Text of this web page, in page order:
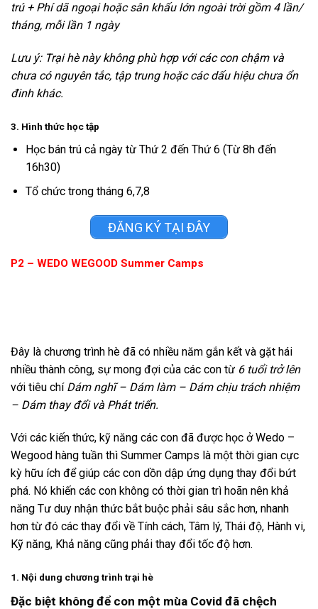
trú + Phí dã ngoại hoặc sân khấu lớn ngoài trời gồm 4 lần/
tháng, mỗi lần 1 ngày
Lưu ý: Trại hè này không phù hợp với các con chậm và
chưa có nguyên tắc, tập trung hoặc các dấu hiệu chưa ổn
đinh khác.
3. Hình thức học tập
Học bán trú cả ngày từ Thứ 2 đến Thứ 6 (Từ 8h đến
16h30)
Tổ chức trong tháng 6,7,8
ĐĂNG KÝ TẠI ĐÂY
P2 – WEDO WEGOOD Summer Camps
Đây là chương trình hè đã có nhiều năm gắn kết và gặt hái
nhiều thành công, sự mong đợi của các con từ 6 tuổi trở lên
với tiêu chí Dám nghĩ – Dám làm – Dám chịu trách nhiệm
– Dám thay đổi và Phát triển.
Với các kiến thức, kỹ năng các con đã được học ở Wedo –
Wegood hàng tuần thì Summer Camps là một thời gian cực
kỳ hữu ích để giúp các con dồn dập ứng dụng thay đổi bứt
phá. Nó khiến các con không có thời gian trì hoãn nên khả
năng Tư duy nhận thức bắt buộc phải sâu sắc hơn, nhanh
hơn từ đó các thay đổi về Tính cách, Tâm lý, Thái độ, Hành vi,
Kỹ năng, Khả năng cũng phải thay đổi tốc độ hơn.
1. Nội dung chương trình trại hè
Đặc biệt không để con một mùa Covid đã chệch